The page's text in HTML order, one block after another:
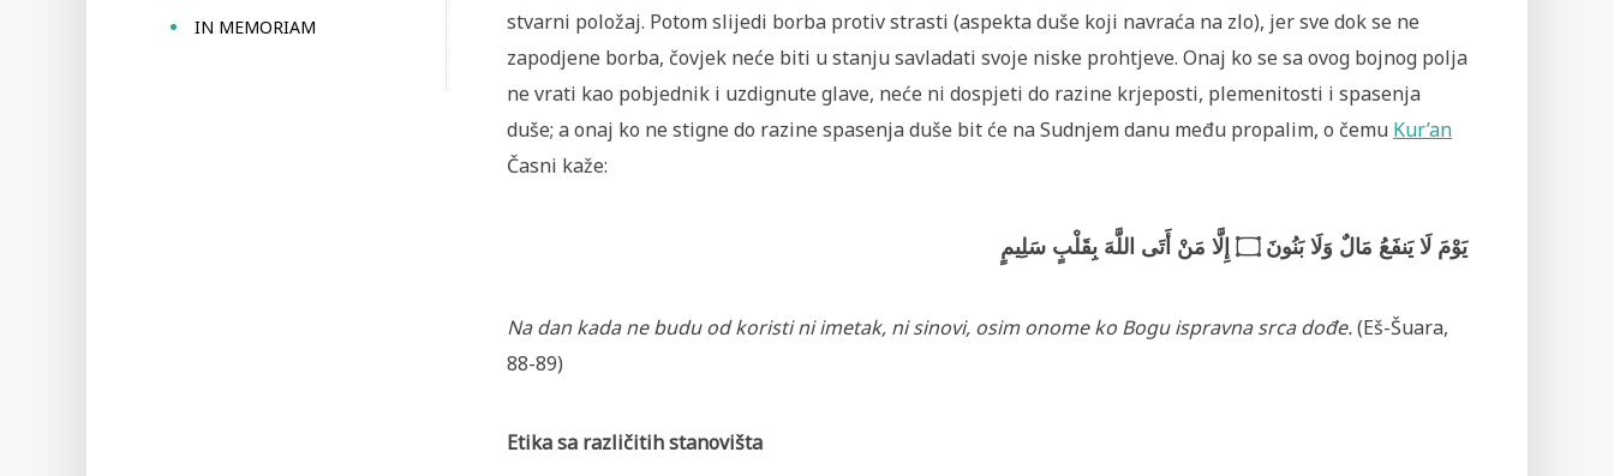
IN MEMORIAM
stvarni položaj. Potom slijedi borba protiv strasti (aspekta duše koji navraća na zlo), jer sve dok se ne
zapodjene borba, čovjek neće biti u stanju savladati svoje niske prohtjeve. Onaj ko se sa ovog bojnog polja
ne vrati kao pobjednik i uzdignute glave, neće ni dospjeti do razine krjeposti, plemenitosti i spasenja
duše; a onaj ko ne stigne do razine spasenja duše bit će na Sudnjem danu među propalim, o čemu Kur’an
Časni kaže:
يَوْمَ لَا يَنفَعُ مَالٌ وَلَا بَنُونَ ۝ إِلَّا مَنْ أَتَى اللَّهَ بِقَلْبٍ سَلِيمٍ
Na dan kada ne budu od koristi ni imetak, ni sinovi, osim onome ko Bogu ispravna srca dođe.(Eš-Šuara,
88-89)
Etika sa različitih stanovišta